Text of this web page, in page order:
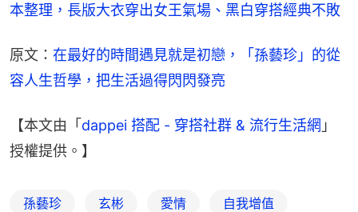
本整理，長版大衣穿出女王氣場、黑白穿搭經典不敗
原文： 在最好的時間遇見就是初戀，「孫藝珍」的從
容人生哲學，把生活過得閃閃發亮
【本文由「 dappei 搭配 - 穿搭社群 & 流行生活網 」
授權提供。】
孫藝珍 玄彬 愛情 自我增值